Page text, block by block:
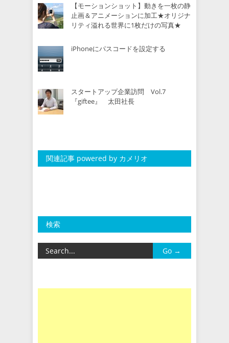
【モーションショット】動きを一枚の静
止画＆アニメーションに加工★オリジナ
リティ溢れる世界に1枚だけの写真★
iPhoneにパスコードを設定する
スタートアップ企業訪問 Vol.7
『giftee』 太田社長
関連記事 powered by カメリオ
検索